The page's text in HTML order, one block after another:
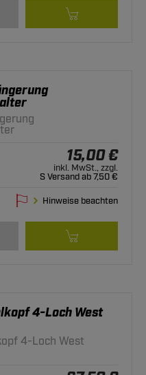
15,00 €
inkl. MwSt., zzgl.
S Versand ab 7,50 €
Hinweise beachten
4-Loch West
4-Loch West